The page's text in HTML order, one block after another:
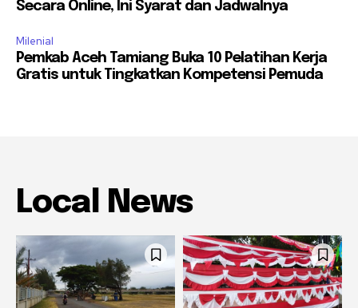
Secara Online, Ini Syarat dan Jadwalnya
Milenial
Pemkab Aceh Tamiang Buka 10 Pelatihan Kerja
Gratis untuk Tingkatkan Kompetensi Pemuda
Local News